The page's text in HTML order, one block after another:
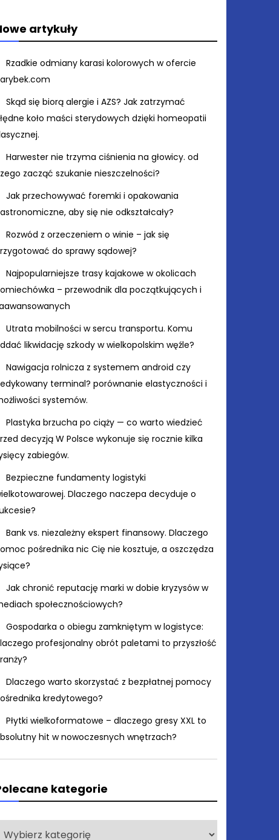
artykuły
Rzadkie odmiany karasi kolorowych w ofercie
Skąd się biorą alergie i AZS? Jak zatrzymać
koło maści sterydowych dzięki homeopatii
Harwester nie trzyma ciśnienia na głowicy. od
zacząć szukanie nieszczelności?
Jak przechowywać foremki i opakowania
aby się nie odkształcały?
Rozwód z orzeczeniem o winie – jak się
do sprawy sądowej?
Najpopularniejsze trasy kajakowe w okolicach
– przewodnik dla początkujących i
Utrata mobilności w sercu transportu. Komu
likwidację szkody w wielkopolskim węźle?
Nawigacja rolnicza z systemem android czy
terminal? porównanie elastyczności i
systemów.
Plastyka brzucha po ciąży — co warto wiedzieć
decyzją W Polsce wykonuje się rocznie kilka
zabiegów.
Bezpieczne fundamenty logistyki
Dlaczego naczepa decyduje o
Bank vs. niezależny ekspert finansowy. Dlaczego
pośrednika nic Cię nie kosztuje, a oszczędza
Jak chronić reputację marki w dobie kryzysów w
społecznościowych?
Gospodarka o obiegu zamkniętym w logistyce:
profesjonalny obrót paletami to przyszłość
Dlaczego warto skorzystać z bezpłatnej pomocy
kredytowego?
Płytki wielkoformatowe – dlaczego gresy XXL to
hit w nowoczesnych wnętrzach?
kategorie
Polecane